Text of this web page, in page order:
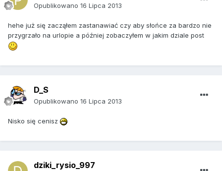
Opublikowano 16 Lipca 2013
hehe już się zacząłem zastanawiać czy aby słońce za bardzo nie
przygrzało na urlopie a później zobaczyłem w jakim dziale post
D_S
Opublikowano 16 Lipca 2013
Nisko się cenisz
dziki_rysio_997